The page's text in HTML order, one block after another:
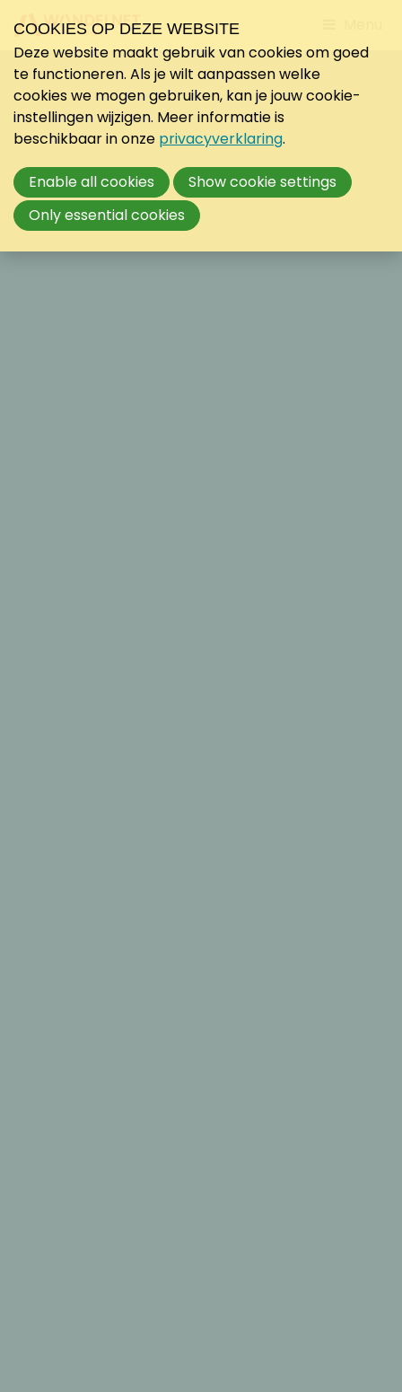
to
COOKIES OP DEZE WEBSITE
Deze website maakt gebruik van cookies om goed
te functioneren. Als je wilt aanpassen welke
cookies we mogen gebruiken, kan je jouw cookie-
instellingen wijzigen. Meer informatie is
beschikbaar in onze privacyverklaring.
Enable all cookies
Show cookie settings
Only essential cookies